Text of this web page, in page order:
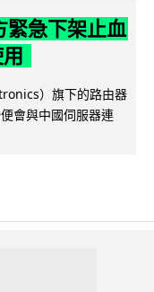
緊急下架止血
）旗下的路由器
會與中國伺服器連